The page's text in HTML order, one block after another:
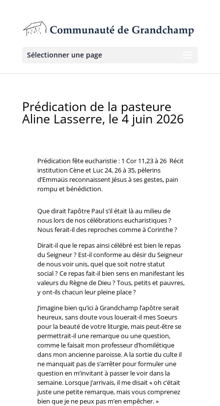
Sélectionner une page
Prédication de la pasteure
Aline Lasserre, le 4 juin 2026
Prédication fête eucharistie : 1 Cor 11,23 à 26 Récit
institution Cène et Luc 24, 26 à 35, pèlerins
d’Emmaüs reconnaissent Jésus à ses gestes, pain
rompu et bénédiction.
Que dirait l’apôtre Paul s’il était là au milieu de
nous lors de nos célébrations eucharistiques ?
Nous ferait-il des reproches comme à Corinthe ?
Dirait-il que le repas ainsi célébré est bien le repas
du Seigneur ? Est-il conforme au désir du Seigneur
de nous voir unis, quel que soit notre statut
social ? Ce repas fait-il bien sens en manifestant les
valeurs du Règne de Dieu ? Tous, petits et pauvres,
y ont-ils chacun leur pleine place ?
J’imagine bien qu’ici à Grandchamp l’apôtre serait
heureux, sans doute vous louerait-il mes Soeurs
pour la beauté de votre liturgie, mais peut-être se
permettrait-il une remarque ou une question,
comme le faisait mon professeur d’homilétique
dans mon ancienne paroisse. A la sortie du culte il
ne manquait pas de s’arrêter pour formuler une
question en m’invitant à passer le voir dans la
semaine. Lorsque j’arrivais, il me disait « oh c’était
juste une petite remarque, mais vous comprenez
bien que je ne peux pas m’en empêcher. »